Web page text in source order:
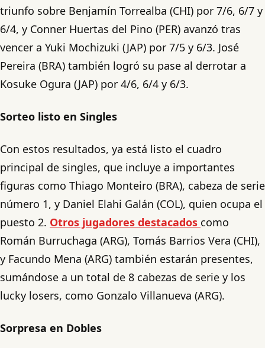
triunfo sobre Benjamín Torrealba (CHI) por 7/6, 6/7 y
6/4, y Conner Huertas del Pino (PER) avanzó tras
vencer a Yuki Mochizuki (JAP) por 7/5 y 6/3. José
Pereira (BRA) también logró su pase al derrotar a
Kosuke Ogura (JAP) por 4/6, 6/4 y 6/3.
Sorteo listo en Singles
Con estos resultados, ya está listo el cuadro
principal de singles, que incluye a importantes
figuras como Thiago Monteiro (BRA), cabeza de serie
número 1, y Daniel Elahi Galán (COL), quien ocupa el
puesto 2. Otros jugadores destacados como
Román Burruchaga (ARG), Tomás Barrios Vera (CHI),
y Facundo Mena (ARG) también estarán presentes,
sumándose a un total de 8 cabezas de serie y los
lucky losers, como Gonzalo Villanueva (ARG).
Sorpresa en Dobles